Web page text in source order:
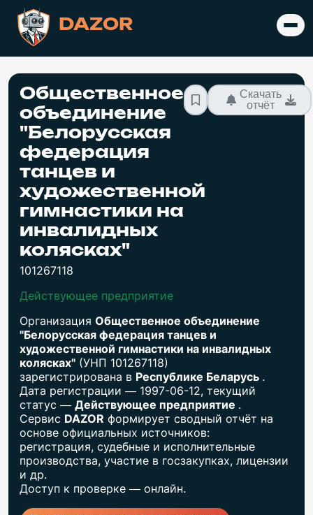
DAZOR
Общественное
объединение
"Белорусская
федерация
танцев и
художественной
гимнастики на
инвалидных
колясках"
101267118
Скачать
отчёт
Действующее предприятие
Организация Общественное объединение
"Белорусская федерация танцев и
художественной гимнастики на инвалидных
колясках" (УНП 101267118)
зарегистрирована в Республике Беларусь .
Дата регистрации — 1997-06-12, текущий
статус — Действующее предприятие .
Сервис DAZOR формирует сводный отчёт на
основе официальных источников:
регистрация, судебные и исполнительные
производства, участие в госзакупках, лицензии
и др.
Доступ к проверке — онлайн.